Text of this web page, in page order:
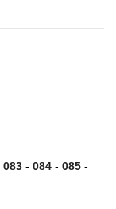
083 - 084 - 085 -